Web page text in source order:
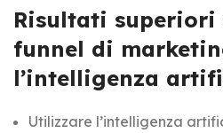
Risultati
funnel di
l’intelligenza
Utilizzare l’intelligenza